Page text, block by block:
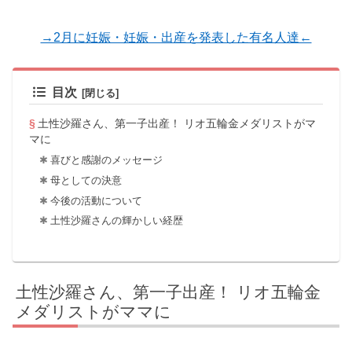
→2月に妊娠・妊娠・出産を発表した有名人達←
目次
土性沙羅さん、第一子出産！ リオ五輪金メダリストがマ
マに
喜びと感謝のメッセージ
母としての決意
今後の活動について
土性沙羅さんの輝かしい経歴
土性沙羅さん、第一子出産！ リオ五輪金
メダリストがママに